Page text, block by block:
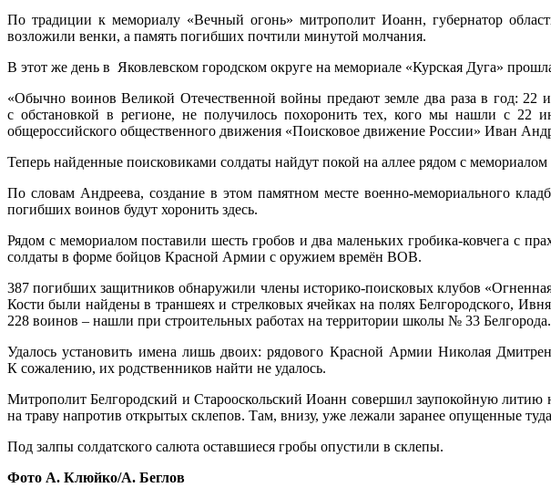
По традиции к мемориалу «Вечный огонь» митрополит Иоанн, губернатор
возложили венки, а память погибших почтили минутой молчания.
В этот же день в Яковлевском городском округе на мемориале «Курская Дуга»
«Обычно воинов Великой Отечественной войны предают земле два раза в год:
с обстановкой в регионе, не получилось похоронить тех, кого мы нашли с 22
общероссийского общественного движения «Поисковое движение России» Иван
Теперь найденные поисковиками солдаты найдут покой на аллее рядом с
По словам Андреева, создание в этом памятном месте военно-мемориального
погибших воинов будут хоронить здесь.
Рядом с мемориалом поставили шесть гробов и два маленьких гробика-ковчега с
солдаты в форме бойцов Красной Армии с оружием времён ВОВ.
387 погибших защитников обнаружили члены историко-поисковых клубов «Огненная
Кости были найдены в траншеях и стрелковых ячейках на полях Белгородского,
228 воинов – нашли при строительных работах на территории школы № 33
Удалось установить имена лишь двоих: рядового Красной Армии Николая
К сожалению, их родственников найти не удалось.
Митрополит Белгородский и Старооскольский Иоанн совершил заупокойную
на траву напротив открытых склепов. Там, внизу, уже лежали заранее опущенные
Под залпы солдатского салюта оставшиеся гробы опустили в склепы.
Фото А. Клюйко/А. Беглов